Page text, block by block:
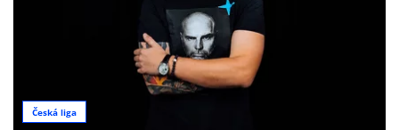
Česká liga